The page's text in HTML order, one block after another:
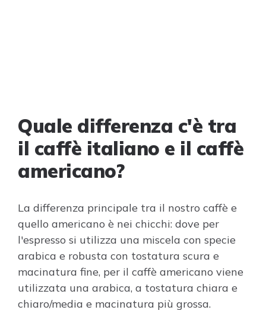
Quale differenza c'è tra
il caffè italiano e il caffè
americano?
La differenza principale tra il nostro caffè e
quello americano è nei chicchi: dove per
l'espresso si utilizza una miscela con specie
arabica e robusta con tostatura scura e
macinatura fine, per il caffè americano viene
utilizzata una arabica, a tostatura chiara e
chiaro/media e macinatura più grossa.